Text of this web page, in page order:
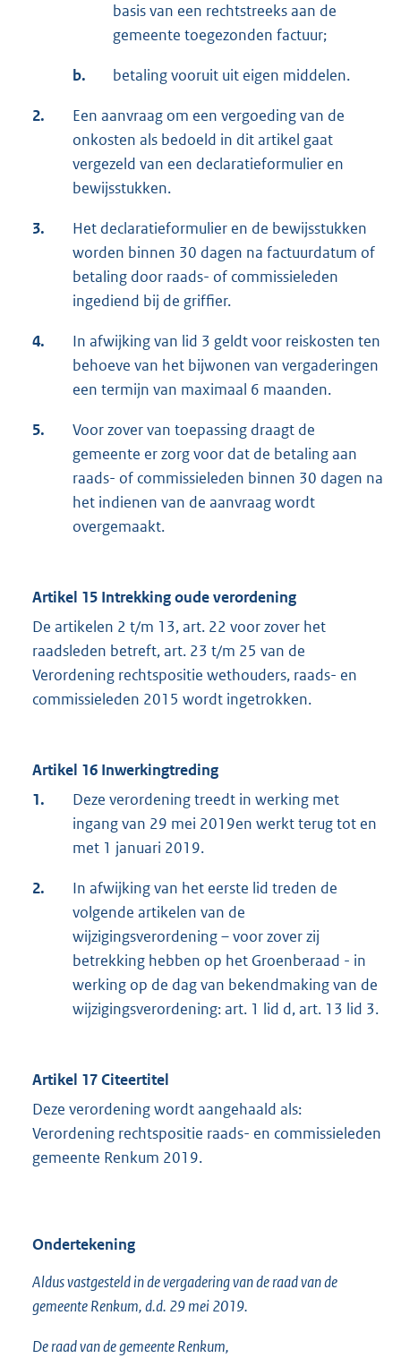
basis van een rechtstreeks aan de
gemeente toegezonden factuur;
b. betaling vooruit uit eigen middelen.
2.
Een aanvraag om een vergoeding van de
onkosten als bedoeld in dit artikel gaat
vergezeld van een declaratieformulier en
bewijsstukken.
3.
Het declaratieformulier en de bewijsstukken
worden binnen 30 dagen na factuurdatum of
betaling door raads- of commissieleden
ingediend bij de griffier.
4.
In afwijking van lid 3 geldt voor reiskosten ten
behoeve van het bijwonen van vergaderingen
een termijn van maximaal 6 maanden.
5.
Voor zover van toepassing draagt de
gemeente er zorg voor dat de betaling aan
raads- of commissieleden binnen 30 dagen na
het indienen van de aanvraag wordt
overgemaakt.
Artikel 15 Intrekking oude verordening
De artikelen 2 t/m 13, art. 22 voor zover het
raadsleden betreft, art. 23 t/m 25 van de
Verordening rechtspositie wethouders, raads- en
commissieleden 2015 wordt ingetrokken.
Artikel 16 Inwerkingtreding
1.
Deze verordening treedt in werking met
ingang van 29 mei 2019en werkt terug tot en
met 1 januari 2019.
2.
In afwijking van het eerste lid treden de
volgende artikelen van de
wijzigingsverordening – voor zover zij
betrekking hebben op het Groenberaad - in
werking op de dag van bekendmaking van de
wijzigingsverordening: art. 1 lid d, art. 13 lid 3.
Artikel 17 Citeertitel
Deze verordening wordt aangehaald als:
Verordening rechtspositie raads- en commissieleden
gemeente Renkum 2019.
Ondertekening
Aldus vastgesteld in de vergadering van de raad van de
gemeente Renkum, d.d. 29 mei 2019.
De raad van de gemeente Renkum,